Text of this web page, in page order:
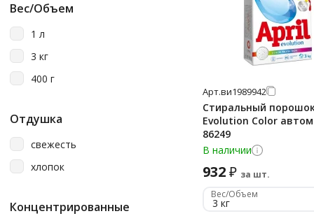
Вес/Объем
1 л
3 кг
400 г
Отдушка
свежесть
хлопок
Концентрированные
Арт.ви1989942
Стиральный
Evolution Color
86249
В наличии
932₽ за шт.
Вес/Объем
3 кг